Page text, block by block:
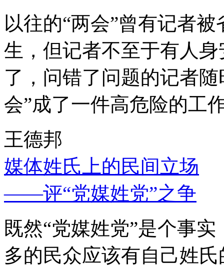
以往的“两会”曾有记者
生，但记者不至于有人
了，问错了问题的记者
会”成了一件高危险的工
王德邦
媒体姓氏上的民间立场
——评“党媒姓党”之争
既然“党媒姓党”是个事
多的民众应该有自己姓